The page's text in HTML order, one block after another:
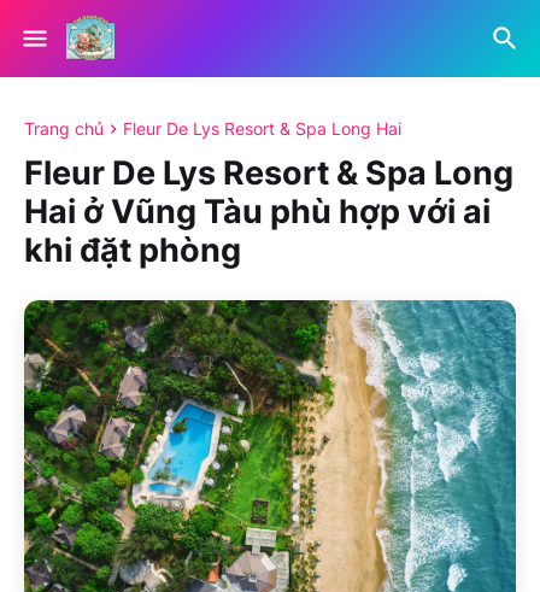
Trang chủ Fleur De Lys Resort & Spa Long Hai
Fleur De Lys Resort & Spa Long
Hai ở Vũng Tàu phù hợp với ai
khi đặt phòng